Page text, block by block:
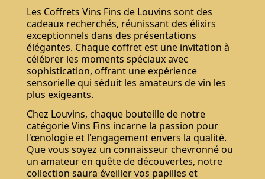
Les Coffrets Vins Fins de Louvins sont des
cadeaux recherchés, réunissant des élixirs
exceptionnels dans des présentations
élégantes. Chaque coffret est une invitation à
célébrer les moments spéciaux avec
sophistication, offrant une expérience
sensorielle qui séduit les amateurs de vin les
plus exigeants.
Chez Louvins, chaque bouteille de notre
catégorie Vins Fins incarne la passion pour
l'œnologie et l'engagement envers la qualité.
Que vous soyez un connaisseur chevronné ou
un amateur en quête de découvertes, notre
collection saura éveiller vos papilles et